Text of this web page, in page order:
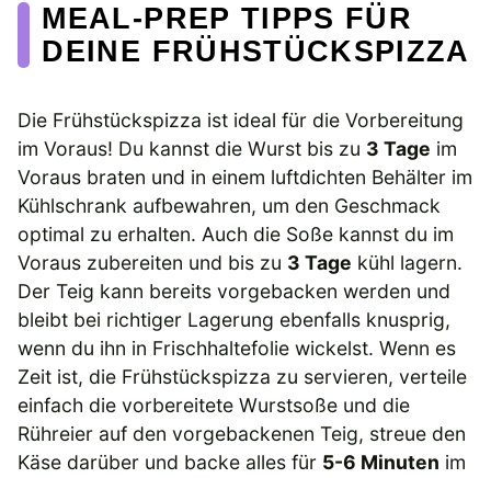
MEAL-PREP TIPPS FÜR
DEINE FRÜHSTÜCKSPIZZA
Die Frühstückspizza ist ideal für die Vorbereitung
im Voraus! Du kannst die Wurst bis zu 3 Tage im
Voraus braten und in einem luftdichten Behälter im
Kühlschrank aufbewahren, um den Geschmack
optimal zu erhalten. Auch die Soße kannst du im
Voraus zubereiten und bis zu 3 Tage kühl lagern.
Der Teig kann bereits vorgebacken werden und
bleibt bei richtiger Lagerung ebenfalls knusprig,
wenn du ihn in Frischhaltefolie wickelst. Wenn es
Zeit ist, die Frühstückspizza zu servieren, verteile
einfach die vorbereitete Wurstsoße und die
Rühreier auf den vorgebackenen Teig, streue den
Käse darüber und backe alles für 5-6 Minuten im